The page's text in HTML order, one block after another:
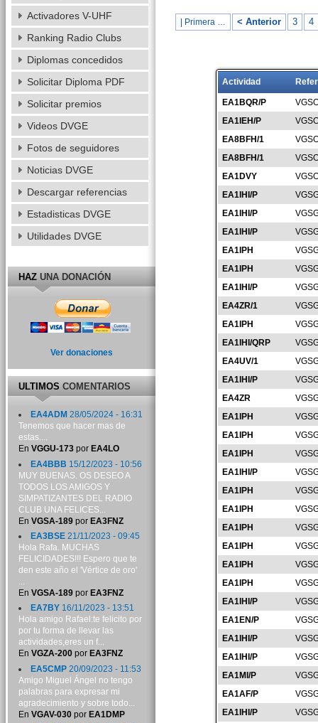
| Primera … < Anterior 3 4
Actividad
EA1BQR/P
EA1IEH/P
EA8BFH/1
EA8BFH/1
EA1DVY
EA1IHI/P
EA1IHI/P
EA1IHI/P
EA1IPH
EA1IPH
EA1IHI/P
EA4ZR/1
EA1IPH
EA1IHI/QRP
EA4UV/1
EA1IHI/P
EA4ZR
EA1IPH
EA1IPH
EA1IPH
EA1IHI/P
EA1IPH
EA1IPH
EA1IPH
EA1IPH
EA1IPH
EA1IPH
EA1IHI/P
EA1EN/P
EA1IHI/P
EA1IHI/P
EA1MI/P
EA1AF/P
EA1IHI/P
Activadores V-UHF
Ranking Radio Clubs
Diplomas concedidos
Solicitar Diploma PDF
Solicitar premios
Videos DVGE
Fotos de seguidores
Noticias DVGE
Descargar referencias
Estadisticas DVGE
Utilidades DVGE
HAZUNA DONACIÓN
Ver donaciones
ULTIMOSCOMENTARIOS
EA4ADM 28/05/2024 - 16:31
Tenemos que hacer mas de
estas....
En VGGU-173por EA4LO
EA4BBB 15/12/2023 - 10:56
MUY BUENAS. OS DESEO A
TODOS LOS AMIGOS Y
SIMPATIZANTES DEL RADIO
CLUB UNA FELICES...
En VGSA-189por EA3FNZ
EA3BSE21/11/2023 - 09:45
Hola Rafa. MUCHAS
FELICIDADES!!! Espero que te
den este año el 'Vértice de oro'
...
En VGSA-189por EA3FNZ
EA7BY16/11/2023 - 13:51
Hola amigo Rafael:te felicito por
por tu forma de llevar las
actividades,eres un f...
En VGZA-200por EA3FNZ
EA5CMP20/09/2023 - 11:53
Amigo Miguel Ángel no tengo
palabras para expresar mi
agradecimiento y sobre todo...
En VGAV-030por EA1DMP